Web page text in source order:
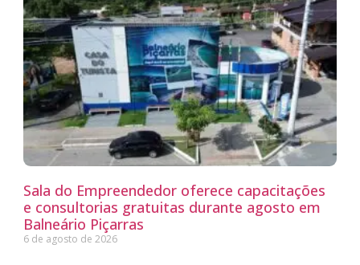
Sala do Empreendedor oferece capacitações
e consultorias gratuitas durante agosto em
Balneário Piçarras
6 de agosto de 2026